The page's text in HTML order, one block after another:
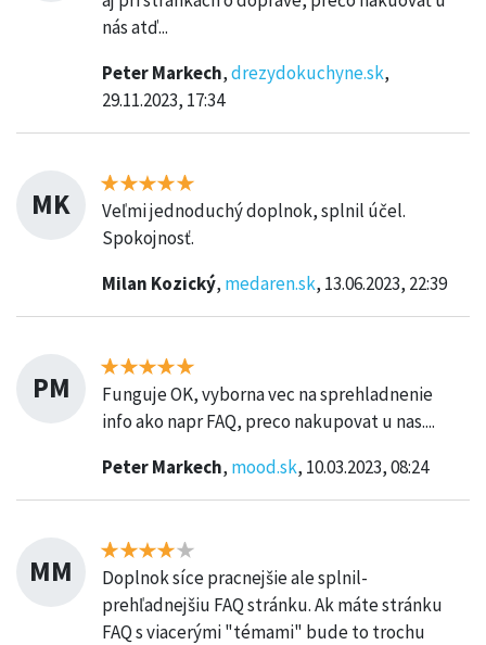
nás atď...
Peter Markech,drezydokuchyne.sk,
29.11.2023, 17:34
MK
Veľmi jednoduchý doplnok, splnil účel.
Spokojnosť.
Milan Kozický, medaren.sk, 13.06.2023, 22:39
PM
Funguje OK, vyborna vec na sprehladnenie
info ako napr FAQ, preco nakupovat u nas....
Peter Markech, mood.sk, 10.03.2023, 08:24
MM
Doplnok síce pracnejšie ale splnil-
prehľadnejšiu FAQ stránku. Ak máte stránku
FAQ s viacerými "témami" bude to trochu